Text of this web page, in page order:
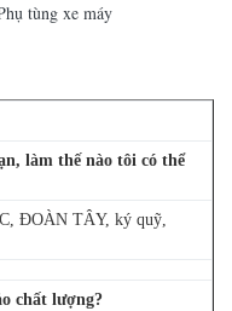
tùng xe máy
làm thế nào tôi có thể
ĐOÀN TÂY, ký quỹ,
chất lượng?